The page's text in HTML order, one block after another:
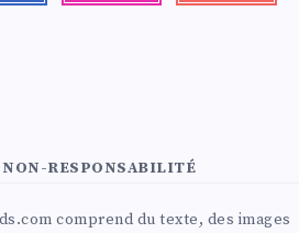
NON-RESPONSABILITÉ
comprend du texte, des images